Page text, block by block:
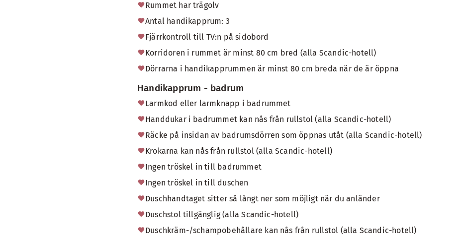
Rummet har trägolv
Antal handikapprum: 3
Fjärrkontroll till TV:n på sidobord
Korridoren i rummet är minst 80 cm bred (alla Scandic-hotell)
Dörrarna i handikapprummen är minst 80 cm breda när de är öppna
Handikapprum - badrum
Larmkod eller larmknapp i badrummet
Handdukar i badrummet kan nås från rullstol (alla Scandic-hotell)
Räcke på insidan av badrumsdörren som öppnas utåt (alla Scandic-hotell)
Krokarna kan nås från rullstol (alla Scandic-hotell)
Ingen tröskel in till badrummet
Ingen tröskel in till duschen
Duschhandtaget sitter så långt ner som möjligt när du anländer
Duschstol tillgänglig (alla Scandic-hotell)
Duschkräm-/schampobehållare kan nås från rullstol (alla Scandic-hotell)